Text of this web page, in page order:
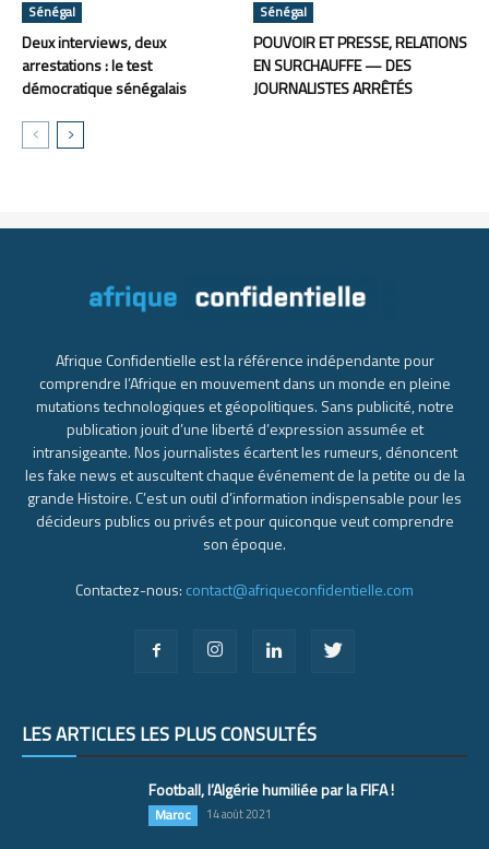
Sénégal
Deux interviews, deux
arrestations : le test
démocratique sénégalais
Sénégal
POUVOIR ET PRESSE, RELATIONS
EN SURCHAUFFE — DES
JOURNALISTES ARRÊTÉS
Afrique Confidentielle est la référence indépendante pour
comprendre l’Afrique en mouvement dans un monde en pleine
mutations technologiques et géopolitiques. Sans publicité, notre
publication jouit d’une liberté d’expression assumée et
intransigeante. Nos journalistes écartent les rumeurs, dénoncent
les fake news et auscultent chaque événement de la petite ou de la
grande Histoire. C’est un outil d’information indispensable pour les
décideurs publics ou privés et pour quiconque veut comprendre
son époque.
Contactez-nous: contact@afriqueconfidentielle.com
LES ARTICLES LES PLUS CONSULTÉS
Football, l’Algérie humiliée par la FIFA !
Maroc 14 août 2021